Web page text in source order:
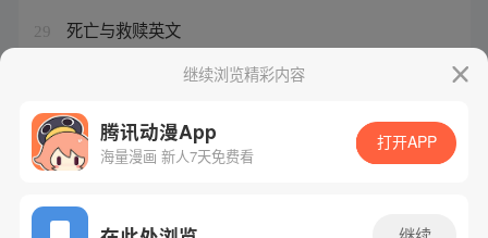
29 死亡与救赎英文
鲜儿与谁发生了暧昧关系继续浏览精彩内容
腾讯动漫App
海量漫画 新人7天免费看
打开APP
网站备案/许可证号：粤B2-20090059-5